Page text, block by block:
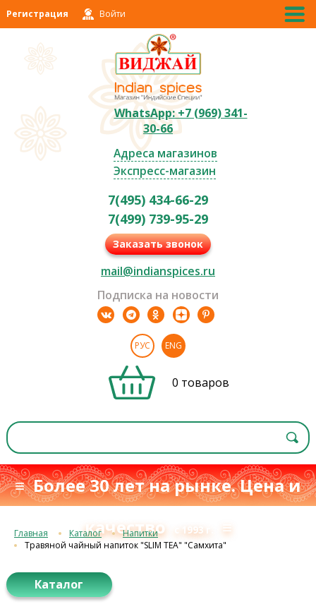
Регистрация Войти
WhatsApp: +7 (969) 341-
30-66
Адреса магазинов
Экспресс-магазин
7(495) 434-66-29
7(499) 739-95-29
Заказать звонок
mail@indianspices.ru
Подписка на новости
РУС ENG
0 товаров
≡ Более 30 лет на рынке. Цена и
качество
с 1993 г. ≡
Главная Каталог
Напитки
Травяной чайный напиток "SLIM TEA" "Самхита"
Каталог